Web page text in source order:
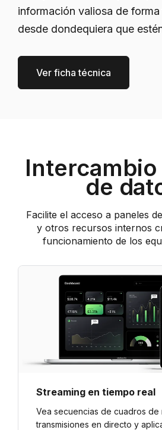
información valiosa de
desde dondequiera que
Ver ficha técnica
de
Facilite el acceso a paneles
y otros recursos internos
funcionamiento de los
Streaming en tiempo real
Vea secuencias de cuadros de
transmisiones en directo y